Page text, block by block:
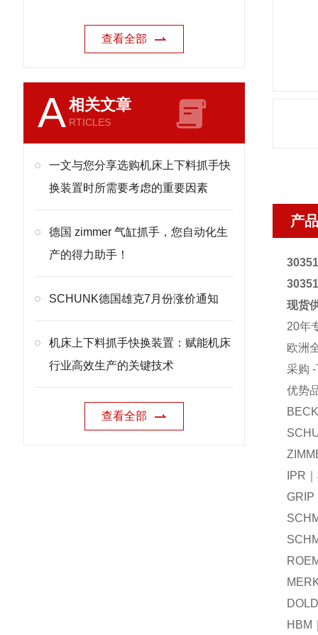
查看全部
A相关文章
RTICLES
一文与您分享选购机床上下料抓手快
换装置时所需要考虑的重要因素
德国 zimmer 气缸抓手，您自动化生
产的得力助手！
SCHUNK德国雄克7月份涨价通知
机床上下料抓手快换装置：赋能机床
行业高效生产的关键技术
查看全部
产
现货
20年
欧洲
采购
优势
IPR
GRIP
HBM